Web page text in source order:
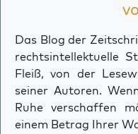
Das Blog der
rechtsintellektuelle
Fleiß, von der
seiner Autoren.
Ruhe verschaffen
einem Betrag Ihrer